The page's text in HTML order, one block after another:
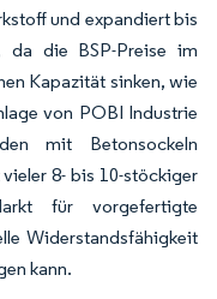
und expandiert bis
die BSP-Preise im
Kapazität sinken, wie
von POBI Industrie
mit Betonsockeln
8- bis 10-stöckiger
für vorgefertigte
Widerstandsfähigkeit
kann.